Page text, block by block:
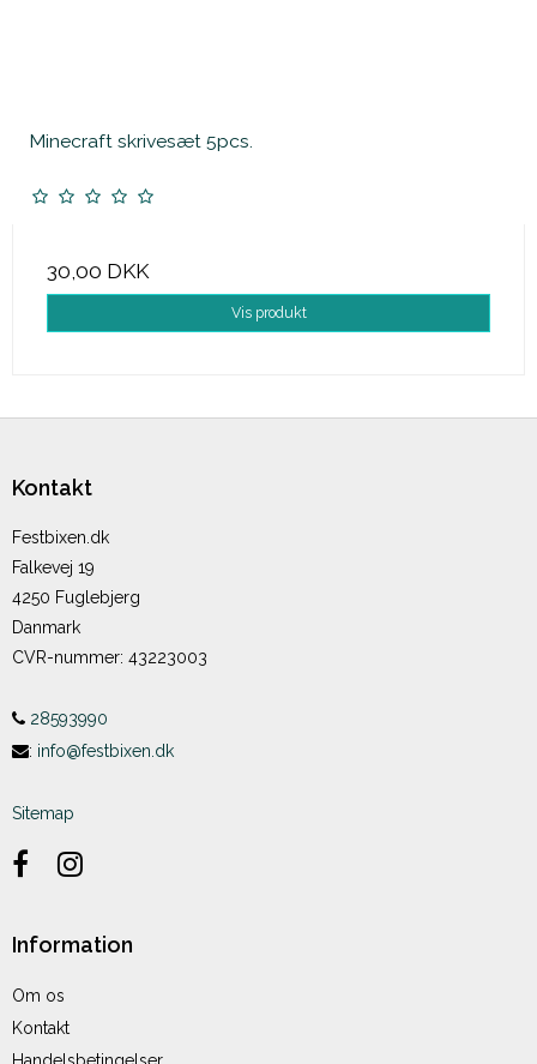
Minecraft skrivesæt 5pcs.
30,00 DKK
Vis produkt
Kontakt
Festbixen.dk
Falkevej 19
4250 Fuglebjerg
Danmark
CVR-nummer: 43223003
28593990
: info@festbixen.dk
Sitemap
Information
Om os
Kontakt